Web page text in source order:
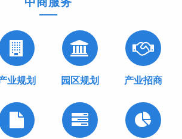
业规划 园区规划 产业招商